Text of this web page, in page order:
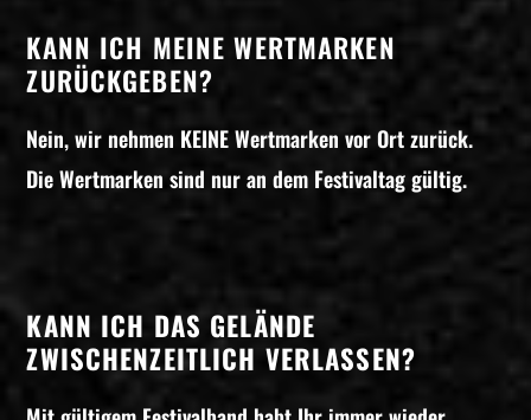
KANN ICH MEINE WERTMARKEN
ZURÜCKGEBEN?
Nein, wir nehmen KEINE Wertmarken vor Ort zurück.
Die Wertmarken sind nur an dem Festivaltag gültig.
KANN ICH DAS GELÄNDE
ZWISCHENZEITLICH VERLASSEN?